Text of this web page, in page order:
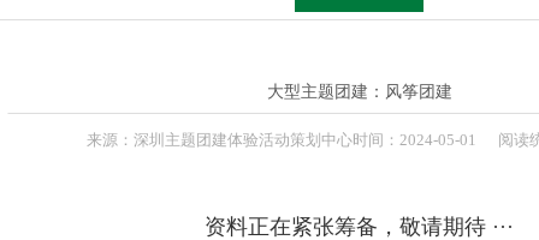
联系方式
高级培训师-张伟峰
高级培训师-全鹏举
高级培训师-李根
大型主题团建：风筝团建
来源： 深圳主题团建体验活动策划中心时间： 2024-05-01 阅读
资料正在紧张筹备，敬请期待 ···